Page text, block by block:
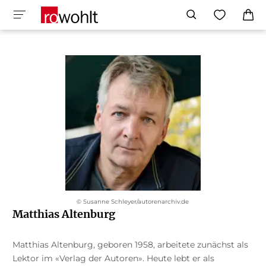
© Susanne Schleyer/autorenarchiv.de
Matthias Altenburg
Matthias Altenburg, geboren 1958, arbeitete zunächst als
Lektor im «Verlag der Autoren». Heute lebt er als